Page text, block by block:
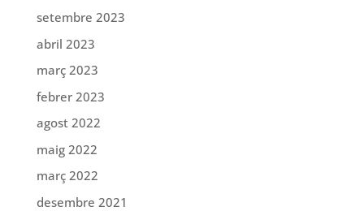
setembre 2023
abril 2023
març 2023
febrer 2023
agost 2022
maig 2022
març 2022
desembre 2021